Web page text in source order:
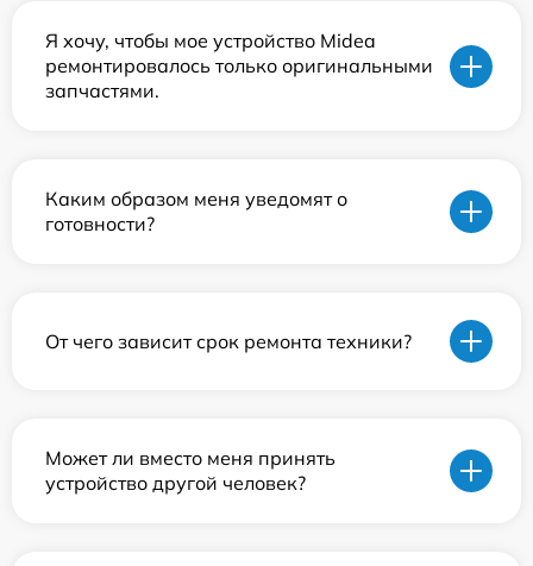
Я хочу, чтобы мое устройство Midea
ремонтировалось только оригинальными
запчастями.
Каким образом меня уведомят о
готовности?
От чего зависит срок ремонта техники?
Может ли вместо меня принять
устройство другой человек?